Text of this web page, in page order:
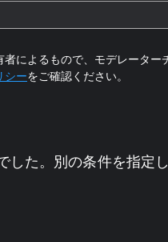
によるもので、モデレーター
シーをご確認ください。
た。別の条件を指定し